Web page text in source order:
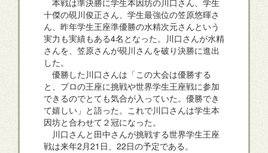
本戦は準決勝に学生本因坊の川口さん、学生
十傑の硯川俊正さん、学生最強位の笠原悠暉さ
ん、昨年学生王座準優勝の水精次元さんという
実力も実績もある4名となった。川口さんが水精
さんを、笠原さんが硯川さんを破り決勝に進出
した。
優勝した川口さんは「この大会は優勝する
と、プロの王座に挑戦や世界学生王座戦に参加
できるのでとても気合が入っていた。優勝でき
て嬉しい」と語った。これで川口さんは学生本
因坊と合わせて２冠になった。
川口さんと田中さんが挑戦する世界学生王座
戦は来年2月21日、22日の予定である。